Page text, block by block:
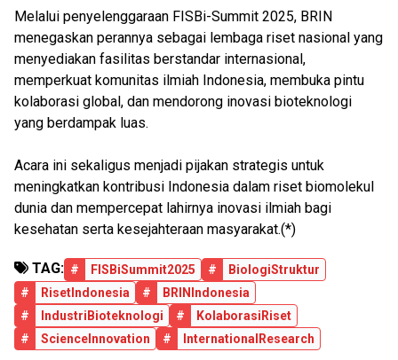
Melalui penyelenggaraan FISBi-Summit 2025, BRIN
menegaskan perannya sebagai lembaga riset nasional yang
menyediakan fasilitas berstandar internasional,
memperkuat komunitas ilmiah Indonesia, membuka pintu
kolaborasi global, dan mendorong inovasi bioteknologi
yang berdampak luas.
Acara ini sekaligus menjadi pijakan strategis untuk
meningkatkan kontribusi Indonesia dalam riset biomolekul
dunia dan mempercepat lahirnya inovasi ilmiah bagi
kesehatan serta kesejahteraan masyarakat.(*)
TAG: # FISBiSummit2025 #
BiologiStruktur
#
RisetIndonesia #
BRINIndonesia
#
IndustriBioteknologi #
KolaborasiRiset
#
ScienceInnovation # InternationalResearch